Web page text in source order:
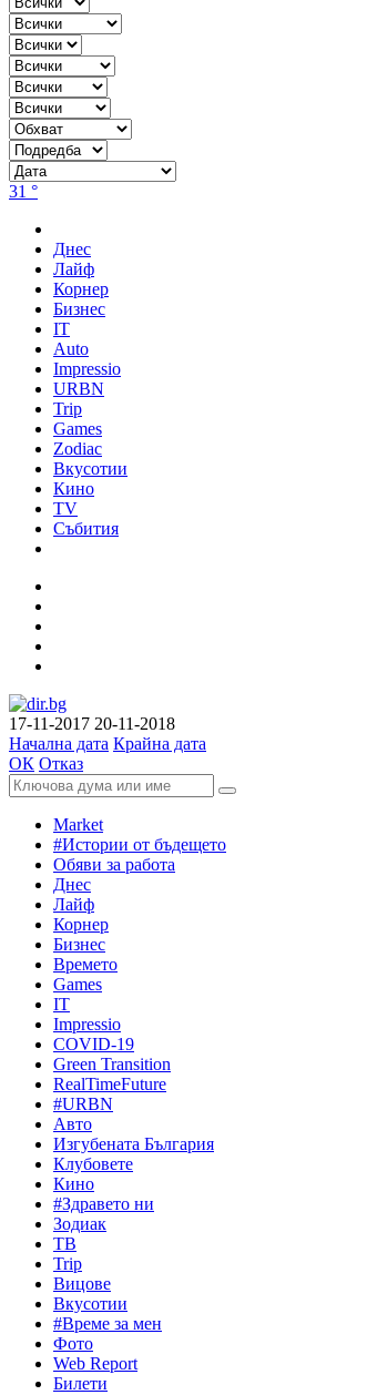
31 °
Днес
Лайф
Корнер
Бизнес
IT
Auto
Impressio
URBN
Trip
Games
Zodiac
Вкусотии
Кино
TV
Събития
17-11-2017 20-11-2018
Начална дата Крайна дата
ОК Отказ
Market
#Истории от бъдещето
Обяви за работа
Днес
Лайф
Корнер
Бизнес
Времето
Games
IT
Impressio
COVID-19
Green Transition
RealTimeFuture
#URBN
Авто
Изгубената България
Клубовете
Кино
#Здравето ни
Зодиак
ТВ
Trip
Вицове
Вкусотии
#Време за мен
Фото
Web Report
Билети